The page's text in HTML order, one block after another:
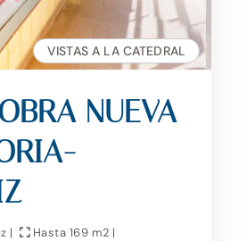
VISTAS A LA CATEDRAL
NUEVA
|
Hasta 169 m2 |